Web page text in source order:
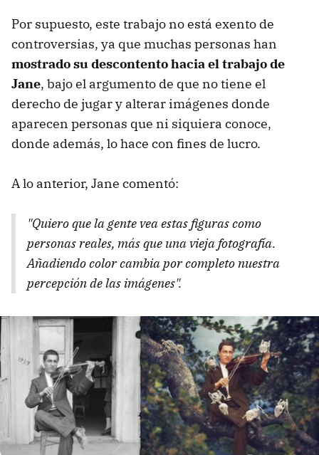
Por supuesto, este trabajo no está exento de
controversias, ya que muchas personas han
mostrado su descontento hacia el trabajo de
Jane, bajo el argumento de que no tiene el
derecho de jugar y alterar imágenes donde
aparecen personas que ni siquiera conoce,
donde además, lo hace con fines de lucro.
A lo anterior, Jane comentó:
"Quiero que la gente vea estas figuras como
personas reales, más que una vieja fotografía.
Añadiendo color cambia por completo nuestra
percepción de las imágenes".